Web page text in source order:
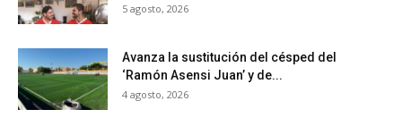
5 agosto, 2026
Avanza la sustitución del césped del
‘Ramón Asensi Juan’ y de...
4 agosto, 2026